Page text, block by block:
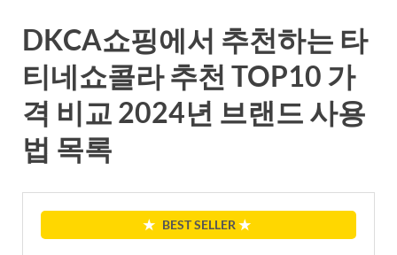
DKCA쇼핑에서 추천하는 타
티네쇼콜라 추천 TOP10 가
격 비교 2024년 브랜드 사용
법 목록
★ BEST SELLER ★